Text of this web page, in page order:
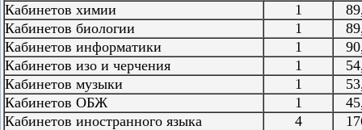
Кабинетов химии
1
Кабинетов биологии
1
Кабинетов информатики
1
Кабинетов изо и черчения
1
Кабинетов музыки
1
Кабинетов ОБЖ
1
Кабинетов иностранного языка
4